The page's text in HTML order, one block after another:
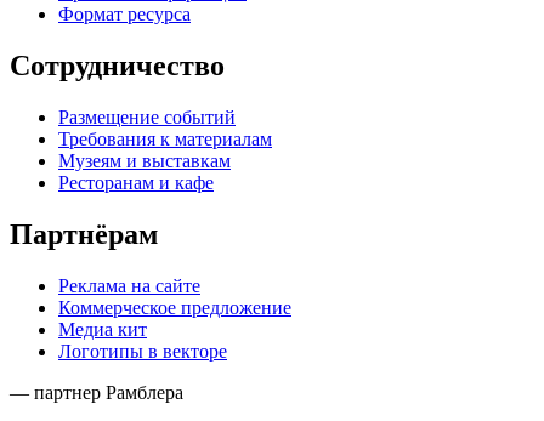
Формат ресурса
Сотрудничество
Размещение событий
Требования к материалам
Музеям и выставкам
Ресторанам и кафе
Партнёрам
Реклама на сайте
Коммерческое предложение
Медиа кит
Логотипы в векторе
— партнер Рамблера